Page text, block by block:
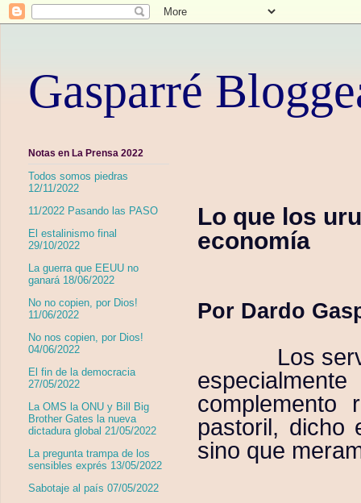
Gasparré
Lo que los
economía
Por Dardo
Los
pastoril, dicho
sino que
Notas en La Prensa 2022
Todos somos piedras
12/11/2022
11/2022 Pasando las PASO
El estalinismo final
29/10/2022
La guerra que EEUU no
ganará 18/06/2022
No no copien, por Dios!
11/06/2022
No nos copien, por Dios!
04/06/2022
El fin de la democracia
27/05/2022
La OMS la ONU y Bill Big
Brother Gates la nueva
dictadura global 21/05/2022
La pregunta trampa de los
sensibles exprés 13/05/2022
Sabotaje al país 07/05/2022